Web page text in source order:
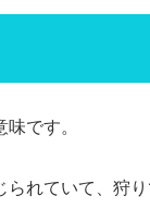
味です。
られていて、狩